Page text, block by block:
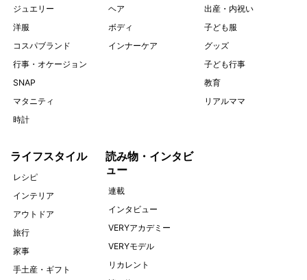
ジュエリー
洋服
コスパブランド
行事・オケージョン
SNAP
マタニティ
時計
ヘア
ボディ
インナーケア
出産・内祝い
子ども服
グッズ
子ども行事
教育
リアルママ
ライフスタイル
レシピ
インテリア
アウトドア
旅行
家事
手土産・ギフト
読み物・インタビ
ュー
連載
インタビュー
VERYアカデミー
VERYモデル
リカレント